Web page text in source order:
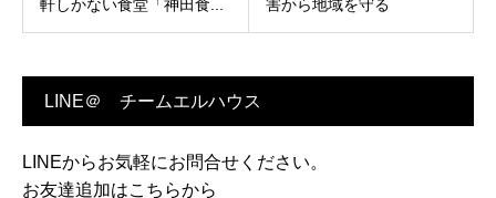
軒しかない食堂「神田食...
害から地域を守る
LINE＠ チームエルハウス
LINEからお気軽にお問合せください。
お友達追加はこちらから